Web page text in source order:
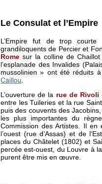
Le Consulat et l’Empire
L’Empire fut de trop
grandiloquents de Percier et
Rome sur la colline de
l’esplanade des Invalides
mussolinien » ont été réduits
Caillou
L’ouverture de la rue de Rivoli
entre les Tuileries et la rue
puis des couvents des
les plus importantes du
Commission des Artistes. Il
l’ouest (rue d’Assas) et de
places du Châtelet (1802) et
percée est-ouest, du Louvre à
purent être mis en œuvre.